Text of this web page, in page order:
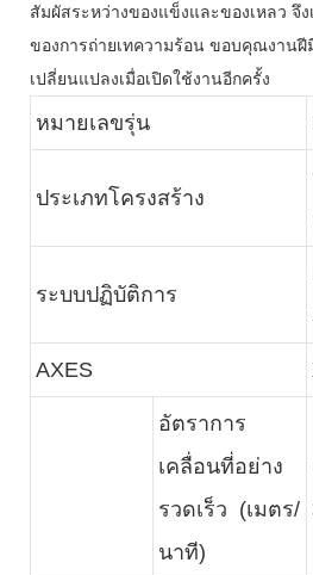
สัมผัสระหว่างของแข็งและของเหลว จึ
ของการถ่ายเทความร้อน ขอบคุณงาน
เปลี่ยนแปลงเมื่อเปิดใช้งานอีกครั้ง
หมายเลขรุ่น
ประเภทโครงสร้าง
ระบบปฏิบัติการ
AXES
อัตราการ
เคลื่อนที่อย่าง
รวดเร็ว (เมตร/
นาที)